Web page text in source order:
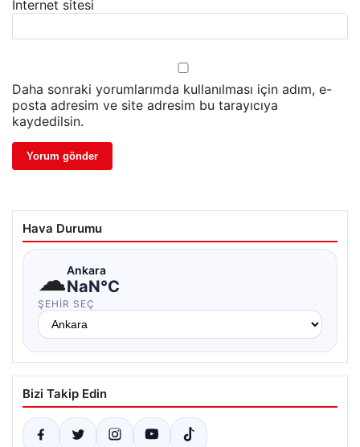
İnternet sitesi
Daha sonraki yorumlarımda kullanılması için adım, e-
posta adresim ve site adresim bu tarayıcıya
kaydedilsin.
Hava Durumu
☁Ankara
NaN°C
ŞEHIR SEÇ
Bizi Takip Edin